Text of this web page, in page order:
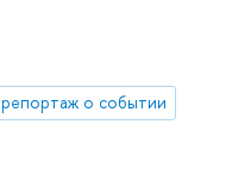
репортаж о событии